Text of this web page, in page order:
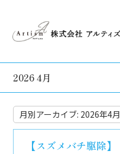
2026 4月
月別アーカイブ: 2026年4月
【スズメバチ駆除】